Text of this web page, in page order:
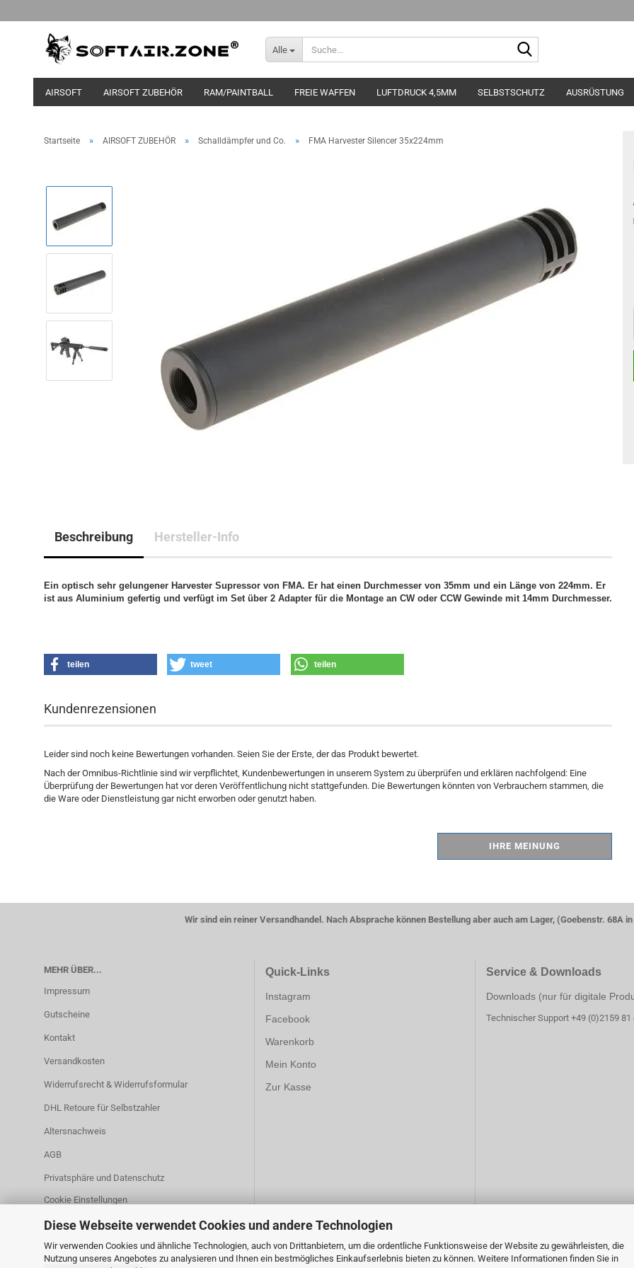
Diese Webseite verwendet Cookies und andere Technologien
Wir verwenden Cookies und ähnliche Technologien, auch von Drittanbietern, um die ordentliche Funktionsweise der Website zu gewährleisten, die
Nutzung unseres Angebotes zu analysieren und Ihnen ein bestmögliches Einkaufserlebnis bieten zu können. Weitere Informationen finden Sie in
Alle
AIRSOFT AIRSOFT ZUBEHÖR RAM/PAINTBALL FREIE WAFFEN LUFTDRUCK 4,5MM SELBSTSCHUTZ AUSRÜSTUNG
Startseite » AIRSOFT ZUBEHÖR » Schalldämpfer und Co. » FMA Harvester Silencer 35x224mm
Beschreibung Hersteller-Info
Ein optisch sehr gelungener Harvester Supressor von FMA. Er hat einen Durchmesser von 35mm und ein Länge von 224mm. Er
ist aus Aluminium gefertig und verfügt im Set über 2 Adapter für die Montage an CW oder CCW Gewinde mit 14mm Durchmesser.
teilen tweet teilen
Kundenrezensionen
Leider sind noch keine Bewertungen vorhanden. Seien Sie der Erste, der das Produkt bewertet.
Nach der Omnibus-Richtlinie sind wir verpflichtet, Kundenbewertungen in unserem System zu überprüfen und erklären nachfolgend: Eine
Überprüfung der Bewertungen hat vor deren Veröffentlichung nicht stattgefunden. Die Bewertungen könnten von Verbrauchern stammen, die
die Ware oder Dienstleistung gar nicht erworben oder genutzt haben.
IHRE MEINUNG
Wir sind ein reiner Versandhandel. Nach Absprache können Bestellung aber auch am Lager, (Goebenstr. 68A
MEHR ÜBER...
Impressum
Gutscheine
Kontakt
Versandkosten
Widerrufsrecht & Widerrufsformular
DHL Retoure für Selbstzahler
Altersnachweis
AGB
Privatsphäre und Datenschutz
Cookie Einstellungen
Quick-Links
Instagram
Facebook
Warenkorb
Mein Konto
Zur Kasse
Service & Downloads
Downloads (nur für digitale
Technischer Support +49 (0)2159 81